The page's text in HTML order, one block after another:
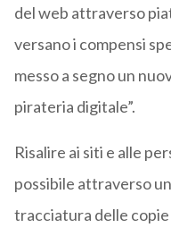
del web attraverso
versano i compensi
messo a segno un
pirateria digitale”.
Risalire ai siti e alle
possibile attraverso
tracciatura delle